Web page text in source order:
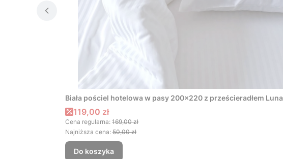
Biała pościel hotelowa w pasy 200x220 z prześcieradłem Luna
Cena promocyjna
119,00 zł
Cena regularna: 169,00 zł
Najniższa cena: 50,00 zł
Do koszyka